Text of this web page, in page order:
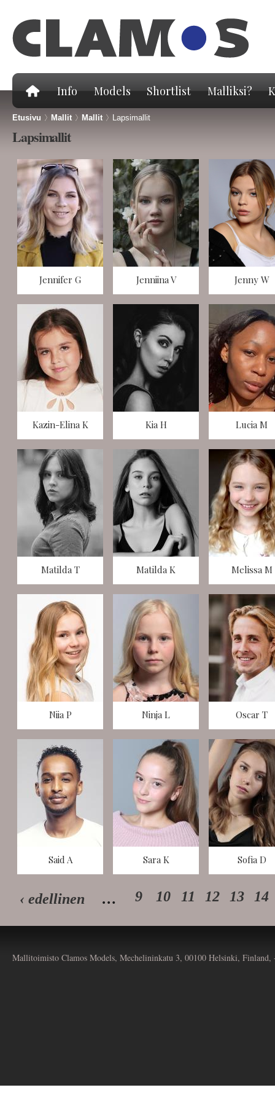
Info Models Shortlist Malliksi?
Etusivu > Mallit> Mallit> Lapsimallit
Lapsimallit
Jennifer G Jenniina V Jenny W
Kazin-Elina K Kia H Lucia M
Matilda T Matilda K Melissa M
Niia P Ninja L Oscar T
Said A Sara K Sofia D
Sivut
‹ edellinen … 9 10 11 12 13 14
Mallitoimisto Clamos Models, Mechelininkatu 3, 00100 Helsinki,